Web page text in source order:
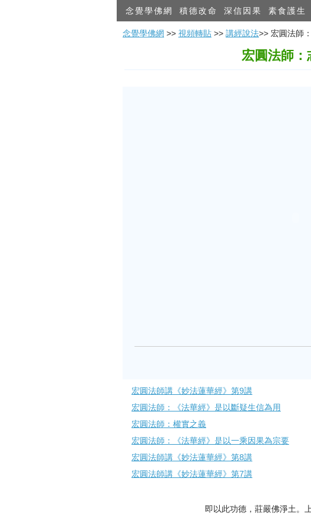
念覺學佛網 積德改命 深信因果 素食護生
念覺學佛網 >> 視頻轉貼 >> 講經說法>> 宏圓法師
宏圓法師：
宏圓法師講《妙法蓮華經》第9講
宏圓法師：《法華經》是以斷疑生信為用
宏圓法師：權實之義
宏圓法師：《法華經》是以一乘因果為宗要
宏圓法師講《妙法蓮華經》第8講
宏圓法師講《妙法蓮華經》第7講
即以此功德，莊嚴佛淨土。